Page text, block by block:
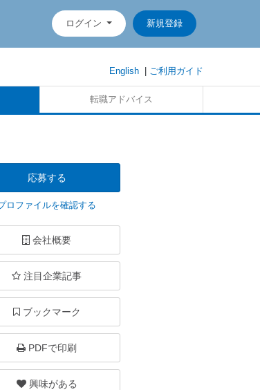
ログイン 新規登録
English| ご利用ガイド
転職アドバイス
応募する
ロファイルを確認する
会社概要
注目企業記事
ブックマーク
PDFで印刷
興味がある